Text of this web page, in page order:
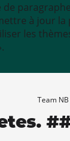
à jour la
les
Team NB